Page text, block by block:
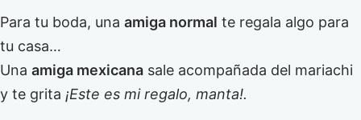
Para tu boda, una amiga normal te regala algo para
tu casa…
Una amiga mexicana sale acompañada del mariachi
y te grita ¡Este es mi regalo, manta!.